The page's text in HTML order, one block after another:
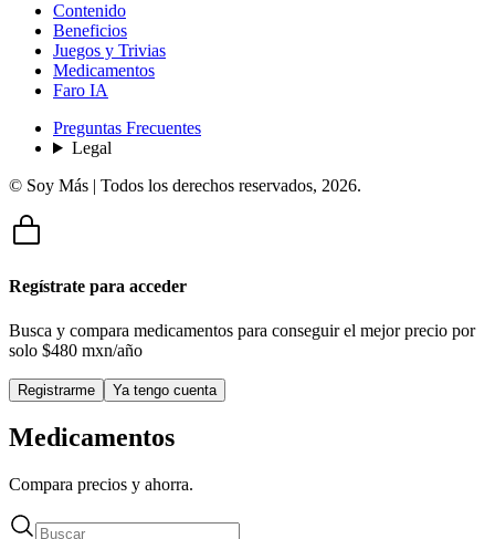
Contenido
Beneficios
Juegos y Trivias
Medicamentos
Faro IA
Preguntas Frecuentes
Legal
© Soy Más | Todos los derechos reservados, 2026.
Regístrate para acceder
Busca y compara medicamentos para conseguir el mejor precio por
solo $480 mxn/año
Registrarme Ya tengo cuenta
Medicamentos
Compara precios y ahorra.